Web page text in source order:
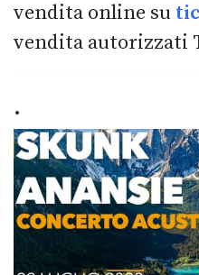
vendita online su
vendita autorizzati
.